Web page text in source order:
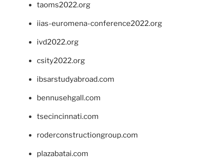
taoms2022.org
iias-euromena-conference2022.org
ivd2022.org
csity2022.org
ibsarstudyabroad.com
bennusehgall.com
tsecincinnati.com
roderconstructiongroup.com
plazabatai.com